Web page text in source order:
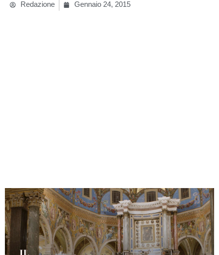
Redazione Gennaio 24, 2015